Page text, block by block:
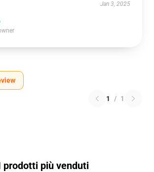
Jan 3, 2025
1 / 1
prodotti più venduti